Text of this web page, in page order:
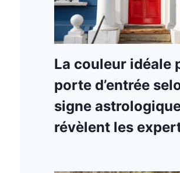
La couleur idéale
porte d’entrée
signe
révèlent les